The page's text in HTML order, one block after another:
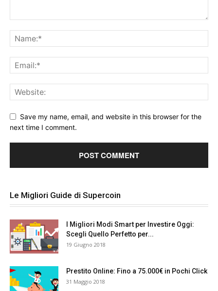
Save my name, email, and website in this browser for the
next time I comment.
Le Migliori Guide di Supercoin
I Migliori Modi Smart per Investire Oggi:
Scegli Quello Perfetto per...
19 Giugno 2018
Prestito Online: Fino a 75.000€ in Pochi Click
31 Maggio 2018